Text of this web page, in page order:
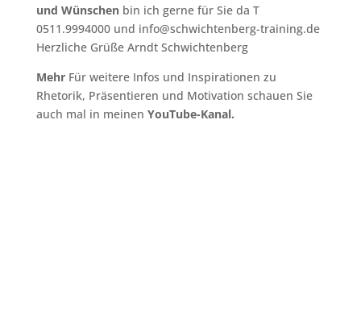
und Wünschenbin ich gerne für Sie da T
0511.9994000 und info@schwichtenberg-training.de
Herzliche Grüße Arndt Schwichtenberg
MehrFür weitere Infos und Inspirationen zu
Rhetorik, Präsentieren und Motivation schauen Sie
auch mal in meinen YouTube-Kanal.